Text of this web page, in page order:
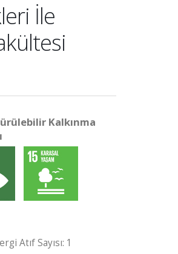
İle
Kalkınma
Atıf Sayısı: 1